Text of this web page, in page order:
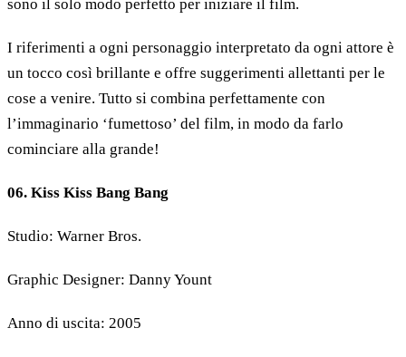
sono il solo modo perfetto per iniziare il film.
I riferimenti a ogni personaggio interpretato da ogni attore è
un tocco così brillante e offre suggerimenti allettanti per le
cose a venire. Tutto si combina perfettamente con
l’immaginario ‘fumettoso’ del film, in modo da farlo
cominciare alla grande!
06. Kiss Kiss Bang Bang
Studio: Warner Bros.
Graphic Designer: Danny Yount
Anno di uscita: 2005